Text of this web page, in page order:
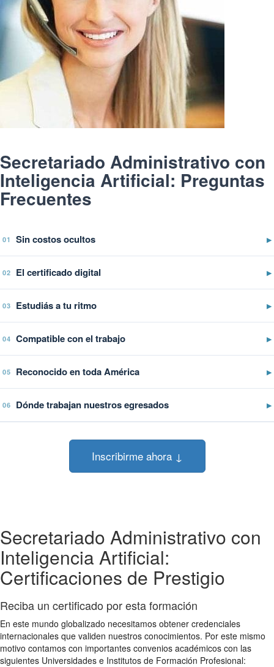
Secretariado Administrativo con
Inteligencia Artificial: Preguntas
Frecuentes
01 Sin costos ocultos ▶
02 El certificado digital ▶
03 Estudiás a tu ritmo ▶
04 Compatible con el trabajo ▶
05 Reconocido en toda América ▶
06 Dónde trabajan nuestros egresados ▶
Inscribirme ahora ↓
Secretariado Administrativo con
Inteligencia Artificial:
Certificaciones de Prestigio
Reciba un certificado por esta formación
En este mundo globalizado necesitamos obtener credenciales
internacionales que validen nuestros conocimientos. Por este mismo
motivo contamos con importantes convenios académicos con las
siguientes Universidades e Institutos de Formación Profesional: